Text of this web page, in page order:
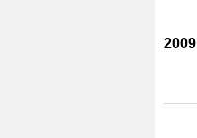
2009